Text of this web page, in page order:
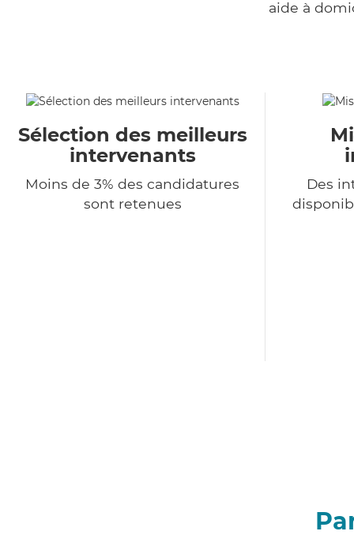
aide à
Sélection des meilleurs
intervenants
Moins de 3% des candidatures
sont retenues
Des